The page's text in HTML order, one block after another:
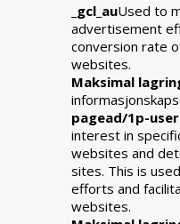
_gcl_auUsed to
advertisement
conversion rate
websites.
Maksimal
pagead/1p-
interest in
websites and
sites. This is
efforts and
websites.